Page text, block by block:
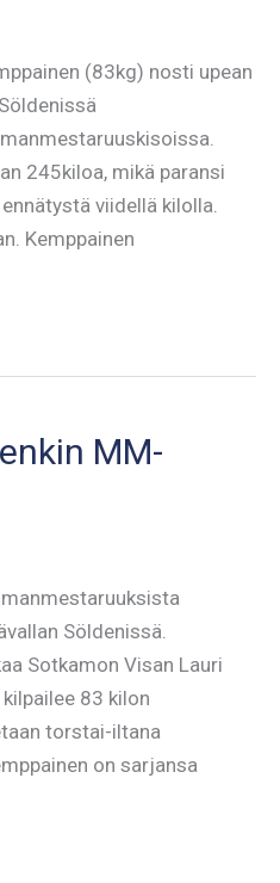
(83kg) nosti upean
245kiloa, mikä paransi
viidellä kilolla.
Kemppainen
MM-
Söldenissä.
Sotkamon Visan Lauri
83 kilon
torstai-iltana
on sarjansa